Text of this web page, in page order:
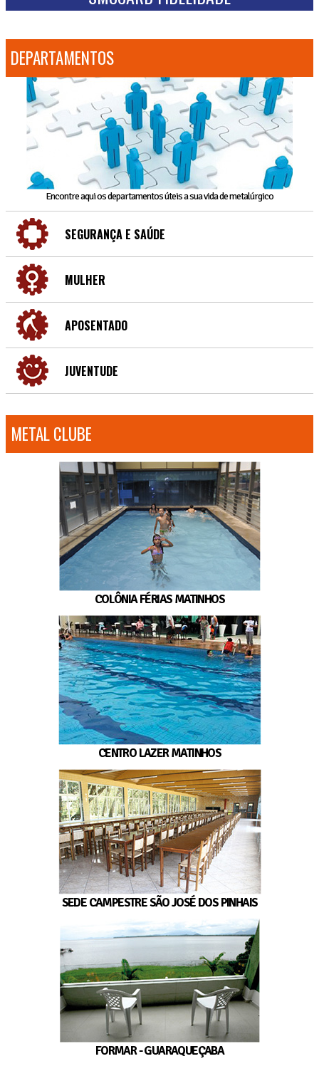
DEPARTAMENTOS
Encontre aqui os departamentos úteis a sua vida de metalúrgico
SEGURANÇA E SAÚDE
MULHER
APOSENTADO
JUVENTUDE
METAL CLUBE
COLÔNIA FÉRIAS MATINHOS
CENTRO LAZER MATINHOS
SEDE CAMPESTRE SÃO JOSÉ DOS PINHAIS
FORMAR - GUARAQUEÇABA